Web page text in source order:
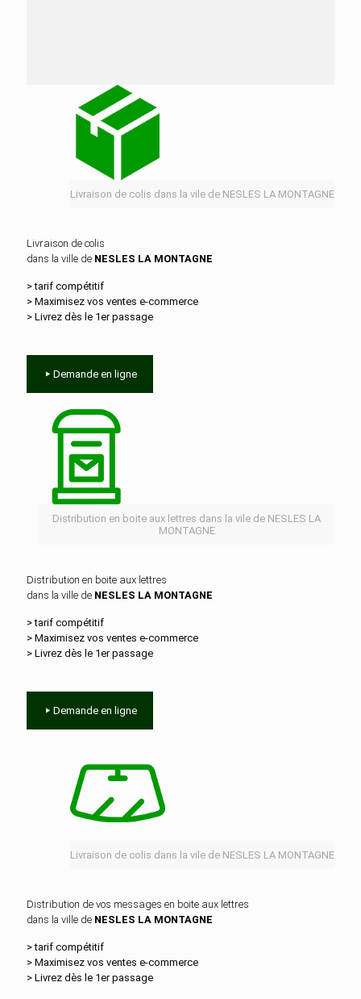
Livraison de colis dans la vile de NESLES LA MONTAGNE
Livraison de colis
dans la ville de NESLES LA MONTAGNE
> tarif compétitif
> Maximisez vos ventes e‑commerce
> Livrez dès le 1er passage
Demande en ligne
Distribution en boite aux lettres dans la vile de NESLES LA
MONTAGNE
Distribution en boite aux lettres
dans la ville de NESLES LA MONTAGNE
> tarif compétitif
> Maximisez vos ventes e‑commerce
> Livrez dès le 1er passage
Demande en ligne
Livraison de colis dans la vile de NESLES LA MONTAGNE
Distribution de vos messages en boite aux lettres
dans la ville de NESLES LA MONTAGNE
> tarif compétitif
> Maximisez vos ventes e‑commerce
> Livrez dès le 1er passage